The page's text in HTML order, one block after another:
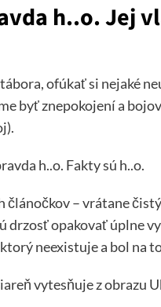
h..o. Jej
ofúkať si nejaké
byť znepokojení a
h..o. Fakty sú h..o.
– vrátane
drzosť opakovať úplne
neexistuje a bol na
vytesňuje z obrazu